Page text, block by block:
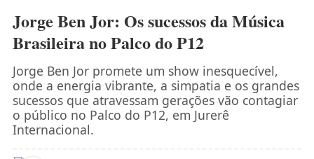
Jorge Ben Jor: Os sucessos da Música
Brasileira no Palco do P12
Jorge Ben Jor promete um show inesquecível,
onde a energia vibrante, a simpatia e os grandes
sucessos que atravessam gerações vão contagiar
o público no Palco do P12, em Jurerê
Internacional.